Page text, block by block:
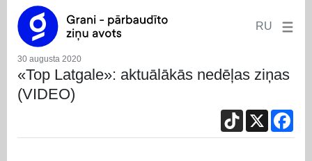
RU
30 augusta 2020
«Top Latgale»: aktuālākās nedēļas ziņas
(VIDEO)
TikTok
X